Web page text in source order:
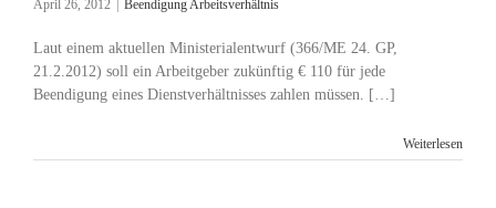
April 26, 2012 Beendigung Arbeitsverhältnis
Laut einem aktuellen Ministerialentwurf (366/ME 24. GP,
21.2.2012) soll ein Arbeitgeber zukünftig € 110 für jede
Beendigung eines Dienstverhältnisses zahlen müssen. […]
Weiterlesen